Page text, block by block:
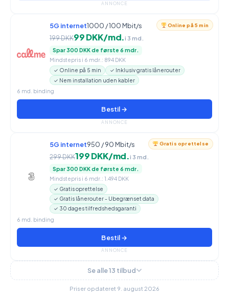
ANNONCE
Online på 5 min
5G internet1000 / 100 Mbit/s
199 DKK99 DKK/md.i 3 md.
Spar 300 DKK de første 6 mdr.
Mindstepris i 6 mdr.: 894 DKK
✓ Online på 5 min
✓ Inklusiv gratis lånerouter
✓ Nem installation uden kabler
6 md. binding
Bestil →
ANNONCE
Gratis oprettelse
5G internet950 / 90 Mbit/s
299 DKK199 DKK/md.i 3 md.
Spar 300 DKK de første 6 mdr.
Mindstepris i 6 mdr.: 1.494 DKK
✓ Gratis oprettelse
✓ Gratis lånerouter - Ubegrænset data
✓ 30 dages tilfredshedsgaranti
6 md. binding
Bestil →
ANNONCE
Se alle 13 tilbud
Priser opdateret 9. august 2026